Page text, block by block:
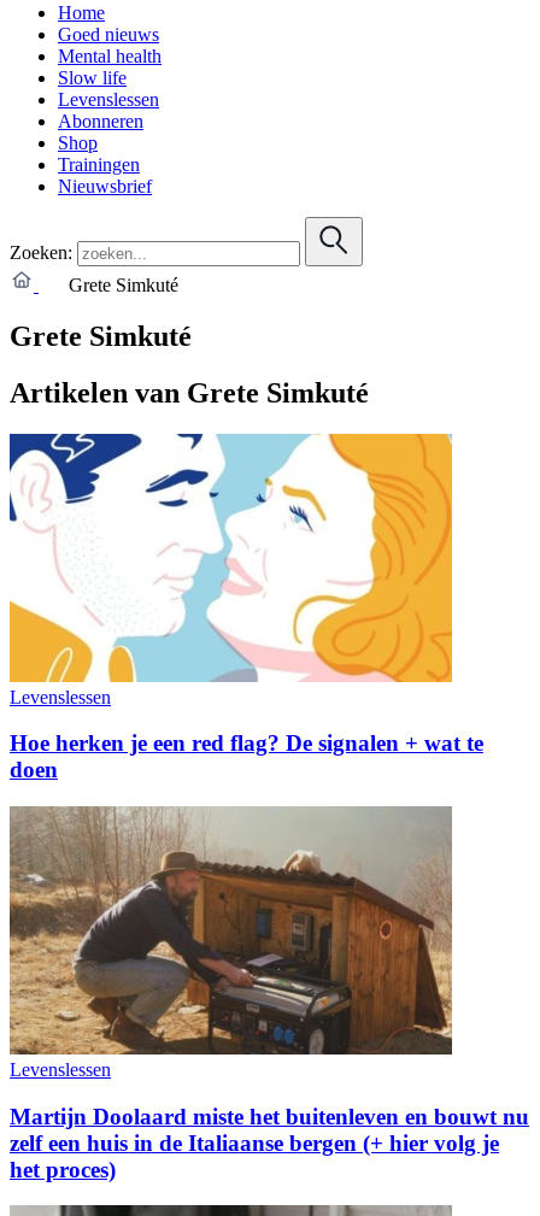
Home
Goed nieuws
Mental health
Slow life
Levenslessen
Abonneren
Shop
Trainingen
Nieuwsbrief
Zoeken:
Grete Simkuté
Grete Simkuté
Artikelen van Grete Simkuté
Levenslessen
Hoe herken je een red flag? De signalen + wat te
doen
Levenslessen
Martijn Doolaard miste het buitenleven en bouwt nu
zelf een huis in de Italiaanse bergen (+ hier volg je
het proces)